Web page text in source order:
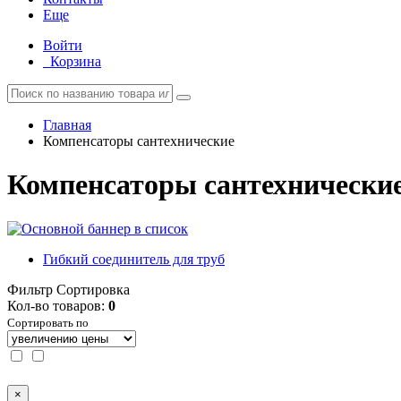
Еще
Войти
Корзина
Главная
Компенсаторы сантехнические
Компенсаторы
Гибкий соединитель для труб
Фильтр Сортировка
Кол-во товаров: 0
Сортировать по
×